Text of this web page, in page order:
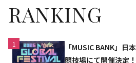
RANKING
1
「MUSIC BANK」日
競技場にて開催決定